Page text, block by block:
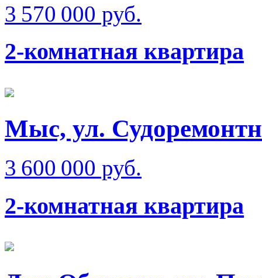
3 570 000 руб.
2-комнатная квартира
Мыс, ул.
3 600 000 руб.
2-комнатная квартира